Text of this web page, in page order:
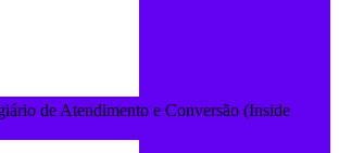
de Atendimento e Conversão (Inside